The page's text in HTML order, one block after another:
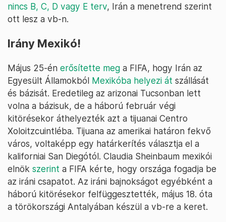
nincs B, C, D vagy E terv, Irán a menetrend szerint
ott lesz a vb-n.
Irány Mexikó!
Május 25-én erősítette meg a FIFA, hogy Irán az
Egyesült Államokból Mexikóba helyezi át szállását
és bázisát. Eredetileg az arizonai Tucsonban lett
volna a bázisuk, de a háború február végi
kitörésekor áthelyezték azt a tijuanai Centro
Xoloitzcuintléba. Tijuana az amerikai határon fekvő
város, voltaképp egy határkerítés választja el a
kaliforniai San Diegótól. Claudia Sheinbaum mexikói
elnök szerint a FIFA kérte, hogy országa fogadja be
az iráni csapatot. Az iráni bajnokságot egyébként a
háború kitörésekor felfüggesztették, május 18. óta
a törökországi Antalyában készül a vb-re a keret.